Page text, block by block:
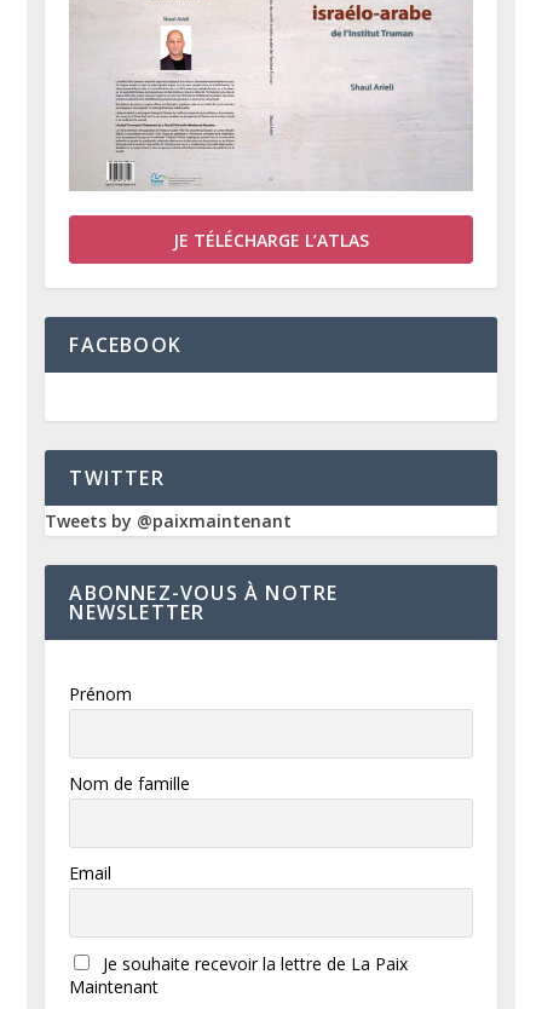
JE TÉLÉCHARGE L’ATLAS
FACEBOOK
TWITTER
Tweets by @paixmaintenant
ABONNEZ-VOUS À NOTRE
NEWSLETTER
Prénom
Nom de famille
Email
Je souhaite recevoir la lettre de La Paix
Maintenant